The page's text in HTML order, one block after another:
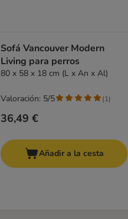
Sofá Vancouver Modern
Living para perros
80 x 58 x 18 cm (L x An x Al)
36,49 €
Valoración: 5/5 (1)
Añadir a la cesta